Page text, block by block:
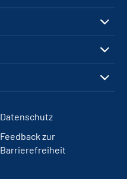
Datenschutz
Feedback zur
Barrierefreiheit